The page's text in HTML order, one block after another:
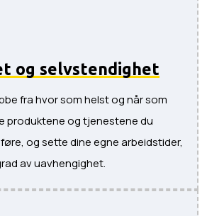
og selvstendighet
fra hvor som helst og når som
produktene og tjenestene du
og sette dine egne arbeidstider,
av uavhengighet.